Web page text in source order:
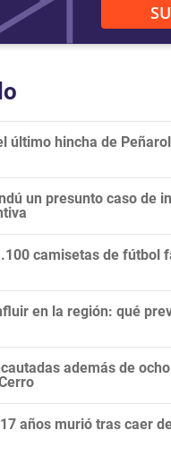
último hincha de
un presunto caso de
camisetas de fútbol
en la región: qué
además de
años murió tras caer